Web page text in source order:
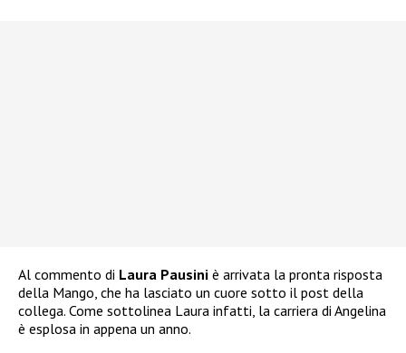
Al commento di Laura Pausini è arrivata la pronta risposta
della Mango, che ha lasciato un cuore sotto il post della
collega. Come sottolinea Laura infatti, la carriera di Angelina
è esplosa in appena un anno.